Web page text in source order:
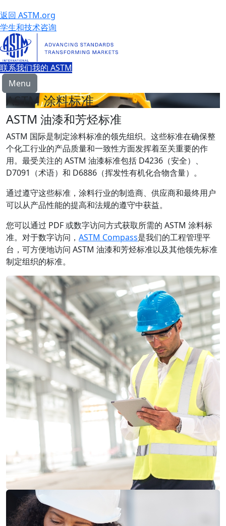
返回 ASTM.org
学生和技术咨询
联系我们我的 ASTM
Menu
ASTM 涂料标准
ASTM 油漆和芳烃标准
ASTM 国际是制定涂料标准的领先组织。这些标准在确保整
个化工行业的产品质量和一致性方面发挥着至关重要的作
用。最受关注的 ASTM 油漆标准包括 D4236（安全）、
D7091（术语）和 D6886（挥发性有机化合物含量）。
通过遵守这些标准，涂料行业的制造商、供应商和最终用户
可以从产品性能的提高和法规的遵守中获益。
您可以通过 PDF 或数字访问方式获取所需的 ASTM 涂料标
准。对于数字访问， ASTM Compass是我们的工程管理平
台，可方便地访问 ASTM 油漆和芳烃标准以及其他领先标准
制定组织的标准。